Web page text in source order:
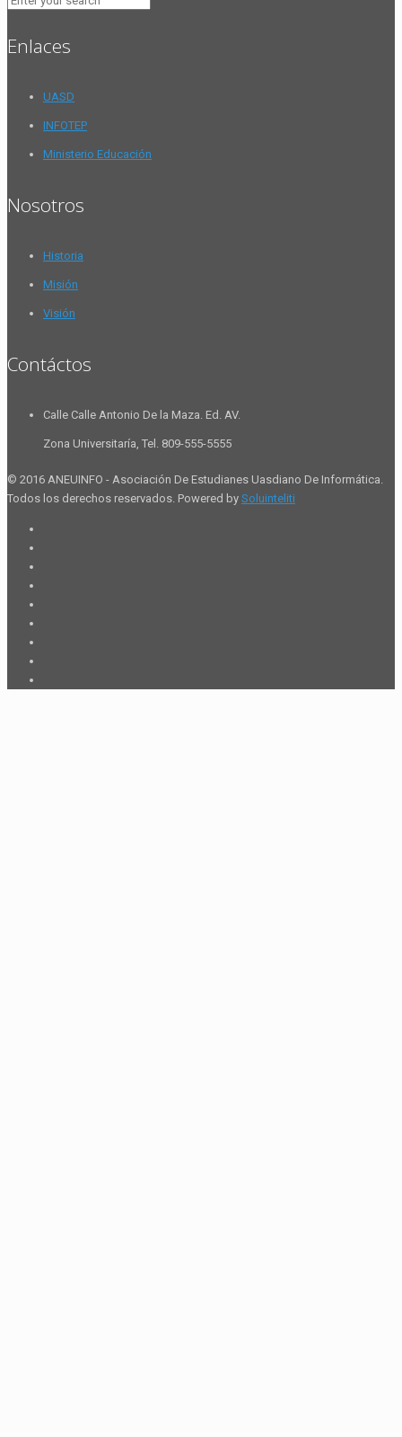
Enlaces
UASD
INFOTEP
Ministerio Educación
Nosotros
Historia
Misión
Visión
Contáctos
Calle Calle Antonio De la Maza. Ed. AV.
Zona Universitaría, Tel. 809-555-5555
© 2016 ANEUINFO - Asociación De Estudianes Uasdiano De Informática.
Todos los derechos reservados. Powered by Soluinteliti